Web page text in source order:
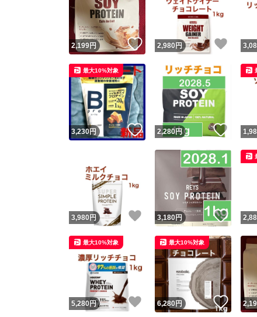
Yahoo!
安心取
安
取引実
2,199円 いいね！
2,980 円 いい
3,230円 いいね！
最大10%対象
2,280円 いい
3,980 円 いいね！
3,180円 いい
5,280円 いいね！
最大10%対象
6,280円 いい
最大10%対象